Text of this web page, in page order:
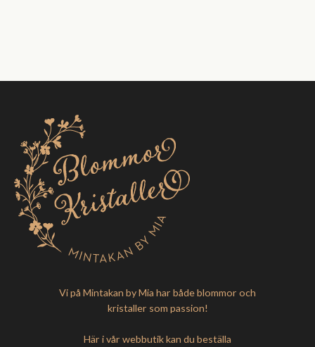
Vi på Mintakan by Mia har både blommor och
kristaller som passion!
Här i vår webbutik kan du beställa